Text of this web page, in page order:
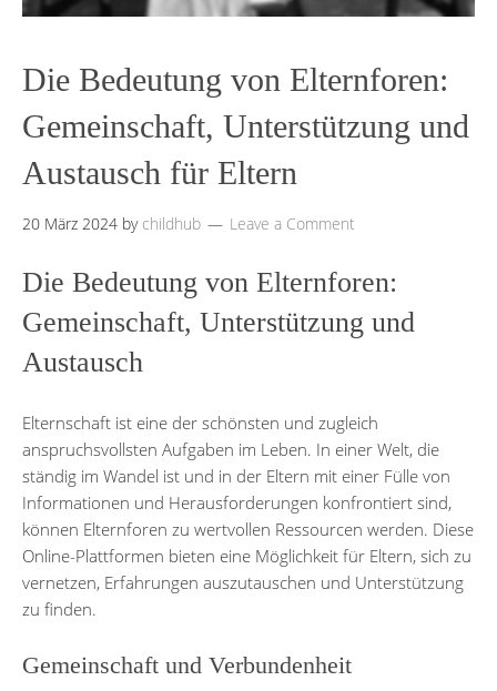
Die Bedeutung von Elternforen:
Gemeinschaft, Unterstützung und
Austausch für Eltern
20 März 2024 by childhub Leave a Comment
Die Bedeutung von Elternforen:
Gemeinschaft, Unterstützung und
Austausch
Elternschaft ist eine der schönsten und zugleich
anspruchsvollsten Aufgaben im Leben. In einer Welt, die
ständig im Wandel ist und in der Eltern mit einer Fülle von
Informationen und Herausforderungen konfrontiert sind,
können Elternforen zu wertvollen Ressourcen werden. Diese
Online-Plattformen bieten eine Möglichkeit für Eltern, sich zu
vernetzen, Erfahrungen auszutauschen und Unterstützung
zu finden.
Gemeinschaft und Verbundenheit